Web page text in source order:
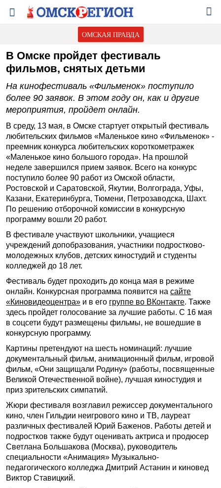
ОМСКАЯ ПРАВДА
В Омске пройдет фестиваль
фильмов, снятых детьми
На кинофестиваль «Фильменок» поступило
более 90 заявок. В этом году он, как и другие
мероприятия, пройдет онлайн.
В среду, 13 мая, в Омске стартует открытый фестиваль
любительских фильмов «Маленькое кино «Фильменок» -
преемник конкурса любительских короткометражек
«Маленькое кино большого города». На прошлой
неделе завершился прием заявок. Всего на конкурс
поступило более 90 работ из Омской области,
Ростовской и Саратовской, Якутии, Волгограда, Уфы,
Казани, Екатеринбурга, Тюмени, Петрозаводска, Шахт.
По решению отборочной комиссии в конкурсную
программу вошли 20 работ.
В фестивале участвуют школьники, учащиеся
учреждений допобразования, участники подростково-
молодежных клубов, детских киностудий и студенты
колледжей до 18 лет.
Фестиваль будет проходить до конца мая в режиме
онлайн. Конкурсная программа появится на сайте
«Киновидеоцентра» и в его группе во ВКонтакте. Также
здесь пройдет голосование за лучшие работы. С 16 мая
в соцсети будут размещены фильмы, не вошедшие в
конкурсную программу.
Картины претендуют на шесть номинаций: лучшие
документальный фильм, анимационный фильм, игровой
фильм, «Они защищали Родину» (работы, посвященные
Великой Отечественной войне), лучшая киностудия и
приз зрительских симпатий.
Жюри фестиваля возглавил режиссер документального
кино, член Гильдии неигрового кино и ТВ, лауреат
различных фестивалей Юрий Баженов. Работы детей и
подростков также будут оценивать актриса и продюсер
Светлана Большакова (Москва), руководитель
специальности «Анимация» Музыкально-
педагогического колледжа Дмитрий Астанин и киновед
Виктор Ставицкий.